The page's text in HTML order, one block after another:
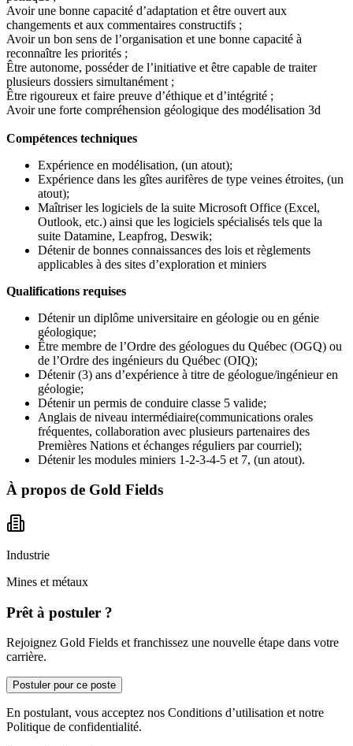
Avoir une bonne capacité d’adaptation et être ouvert aux
changements et aux commentaires constructifs ;
Avoir un bon sens de l’organisation et une bonne capacité à
reconnaître les priorités ;
Être autonome, posséder de l’initiative et être capable de traiter
plusieurs dossiers simultanément ;
Être rigoureux et faire preuve d’éthique et d’intégrité ;
Avoir une forte compréhension géologique des modélisation 3d
Compétences techniques
Expérience en modélisation, (un atout);
Expérience dans les gîtes aurifères de type veines étroites, (un
atout);
Maîtriser les logiciels de la suite Microsoft Office (Excel,
Outlook, etc.) ainsi que les logiciels spécialisés tels que la
suite Datamine, Leapfrog, Deswik;
Détenir de bonnes connaissances des lois et règlements
applicables à des sites d’exploration et miniers
Qualifications requises
Détenir un diplôme universitaire en géologie ou en génie
géologique;
Être membre de l’Ordre des géologues du Québec (OGQ) ou
de l’Ordre des ingénieurs du Québec (OIQ);
Détenir (3) ans d’expérience à titre de géologue/ingénieur en
géologie;
Détenir un permis de conduire classe 5 valide;
Anglais de niveau intermédiaire(communications orales
fréquentes, collaboration avec plusieurs partenaires des
Premières Nations et échanges réguliers par courriel);
Détenir les modules miniers 1-2-3-4-5 et 7, (un atout).
À propos de Gold Fields
Industrie
Mines et métaux
Prêt à postuler ?
Rejoignez Gold Fields et franchissez une nouvelle étape dans votre
carrière.
Postuler pour ce poste
En postulant, vous acceptez nos Conditions d’utilisation et notre
Politique de confidentialité.